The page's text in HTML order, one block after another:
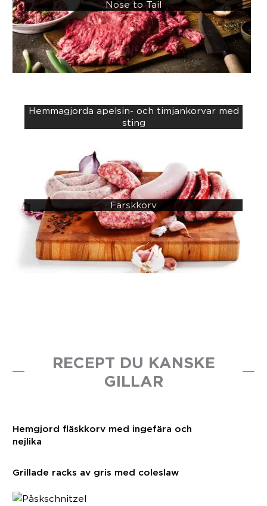
Nose to Tail
Hemmagjorda apelsin- och timjankorvar med
sting
Färskkorv
RECEPT DU KANSKE
GILLAR
Hemgjord fläskkorv med ingefära och
nejlika
Grillade racks av gris med coleslaw